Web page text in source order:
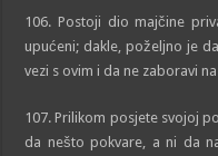
106. Postoji dio majčine
upućeni; dakle, poželjno je
vezi s ovim i da ne zaboravi
107. Prilikom posjete svojoj
da nešto pokvare, a ni da